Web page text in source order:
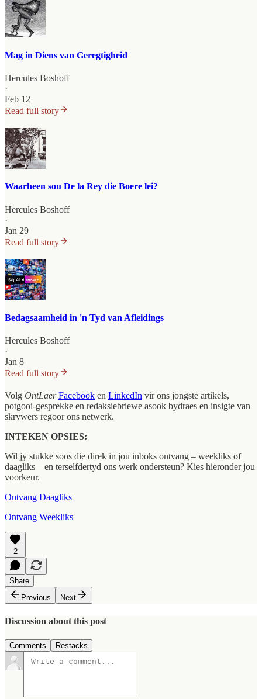
Mag in Diens van Geregtigheid
Hercules Boshoff
·
Feb 12
Read full story
Waarheen sou De la Rey die Boere lei?
Hercules Boshoff
·
Jan 29
Read full story
Bedagsaamheid in 'n Tyd van Afleidings
Hercules Boshoff
·
Jan 8
Read full story
Volg OntLaer Facebook en LinkedIn vir ons jongste artikels,
potgooi-gesprekke en redaksiebriewe asook bydraes en insigte van
skrywers regoor ons netwerk.
INTEKEN OPSIES:
Wil jy stukke soos die direk in jou inboks ontvang – weekliks of
daagliks – en terselfdertyd ons werk ondersteun? Kies hieronder jou
voorkeur.
Ontvang Daagliks
Ontvang Weekliks
2
Share
Previous
Next
Discussion about this post
Comments Restacks